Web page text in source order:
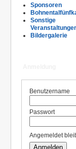
Sponsoren
Sonstige
Bildergalerie
Benutzername
Passwort
Angemeldet